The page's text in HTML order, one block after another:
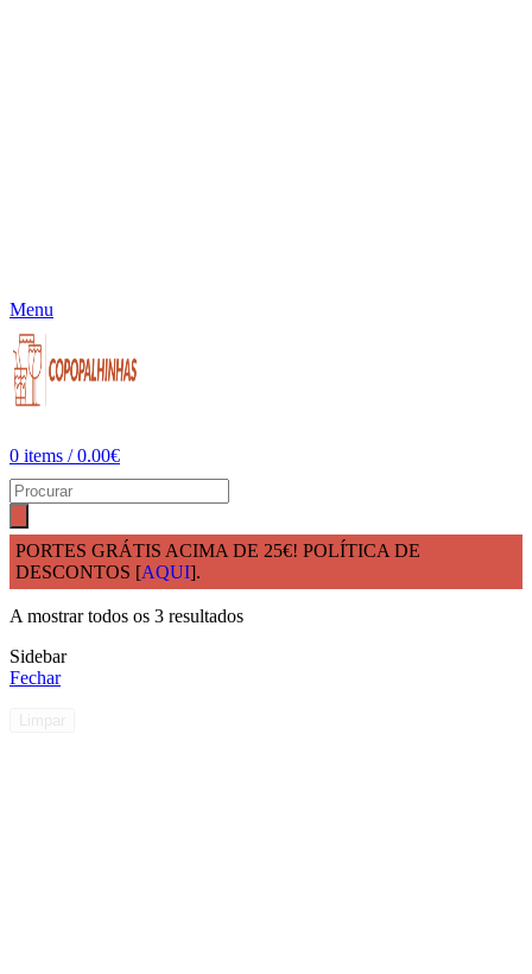
Menu
0 items / 0.00€
PORTES GRÁTIS ACIMA DE 25€! POLÍTICA DE
DESCONTOS [AQUI].
InícioMedidas18cm
A mostrar todos os 3 resultados
Sidebar
Fechar